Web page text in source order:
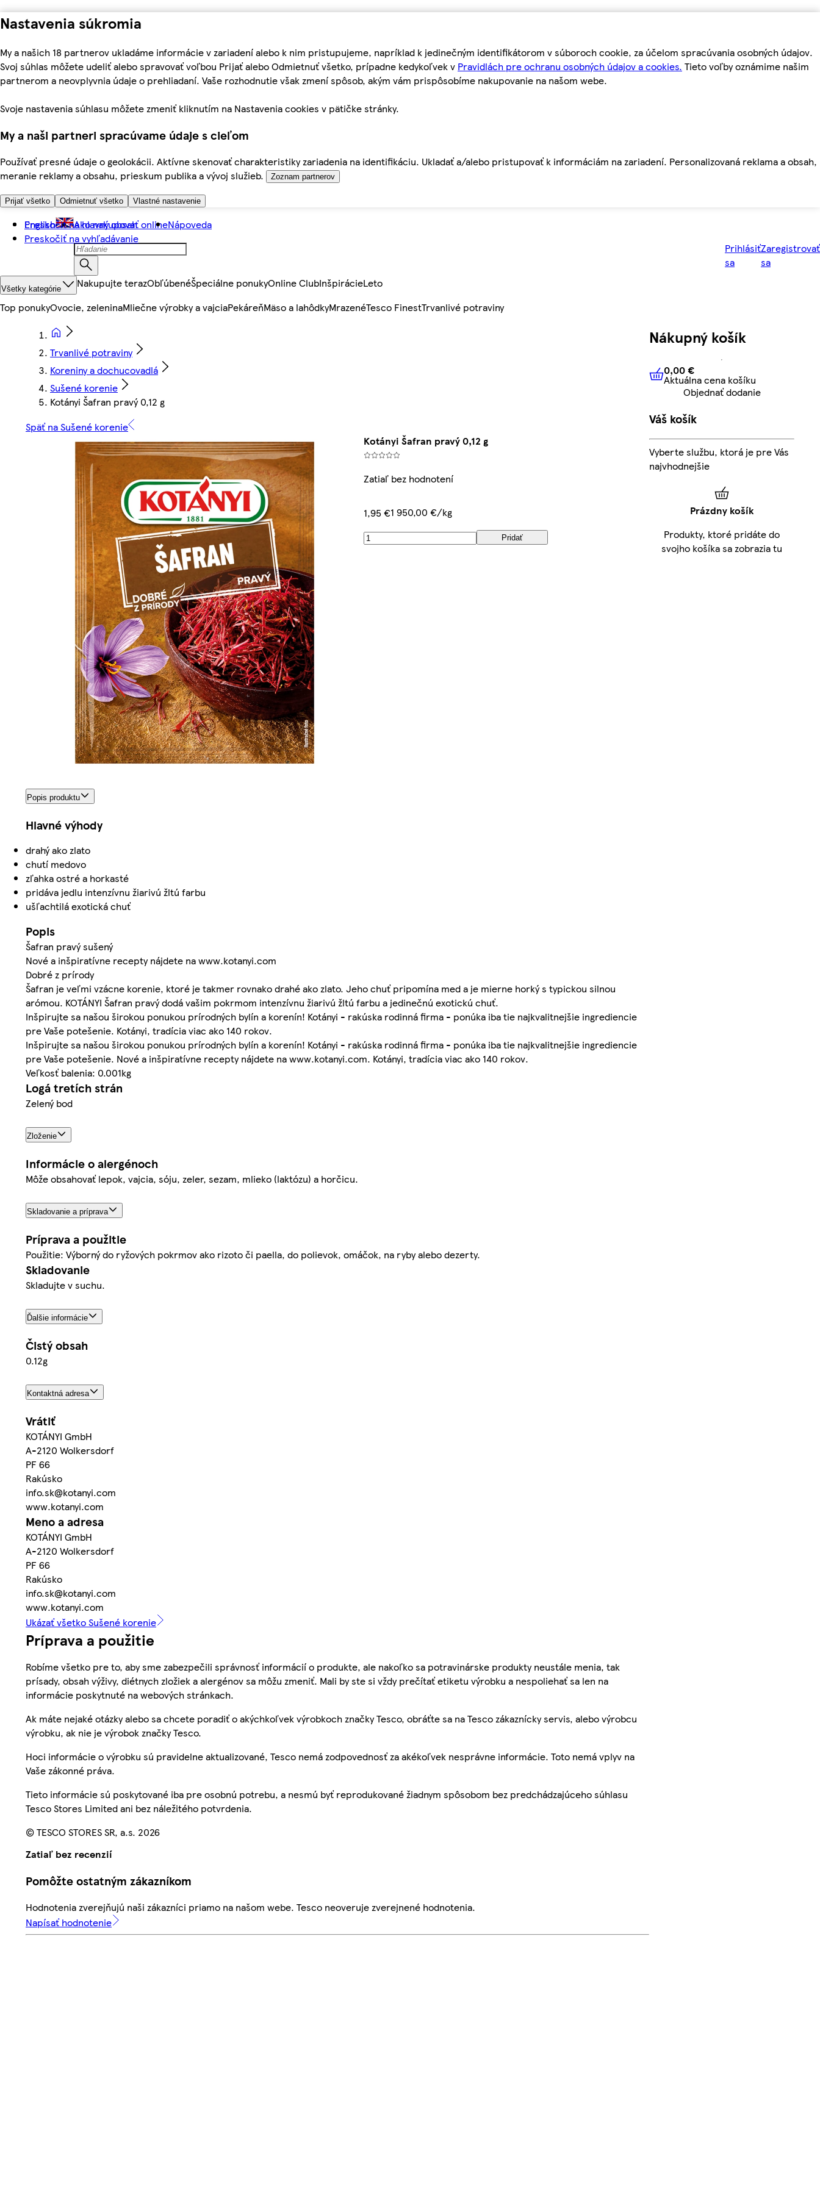
Nastavenia súkromia
My a našich 18 partnerov ukladáme informácie v zariadení alebo k nim pristupujeme, napríklad k jedinečným identifikátorom v súboroch cookie, za účelom spracúvania osobných údajov.
Svoj súhlas môžete udeliť alebo spravovať voľbou Prijať alebo Odmietnuť všetko, prípadne kedykoľvek v Pravidlách pre ochranu osobných údajov a cookies. Tieto voľby oznámime našim
partnerom a neovplyvnia údaje o prehliadaní. Vaše rozhodnutie však zmení spôsob, akým vám prispôsobíme nakupovanie na našom webe.
Svoje nastavenia súhlasu môžete zmeniť kliknutím na Nastavenia cookies v pätičke stránky.
My a naši partneri spracúvame údaje s cieľom
Používať presné údaje o geolokácii. Aktívne skenovať charakteristiky zariadenia na identifikáciu. Ukladať a/alebo pristupovať k informáciám na zariadení. Personalizovaná reklama a obsah,
meranie reklamy a obsahu, prieskum publika a vývoj služieb.
Zoznam partnerov
Prijať všetko Odmietnuť všetko Vlastné nastavenie
Preskočiť na hlavný obsah
Preskočiť na vyhľadávanie
English Ako nakupovať onlineNápoveda
Prihlásiť
sa
Zaregistrovať
sa
Všetky kategórie Nakupujte terazObľúbenéŠpeciálne ponukyOnline ClubInšpirácieLeto
Top ponukyOvocie, zeleninaMliečne výrobky a vajciaPekáreňMäso a lahôdkyMrazenéTesco FinestTrvanlivé potraviny
Trvanlivé potraviny
Koreniny a dochucovadlá
Sušené korenie
Kotányi Šafran pravý 0,12 g
Späť na Sušené korenie
Kotányi Šafran pravý 0,12 g
Zatiaľ bez hodnotení
1,95 €1 950,00 €/kg
Pridať
Popis produktu
Hlavné výhody
drahý ako zlato
chutí medovo
zľahka ostré a horkasté
pridáva jedlu intenzívnu žiarivú žltú farbu
ušľachtilá exotická chuť
Popis
Šafran pravý sušený
Nové a inšpiratívne recepty nájdete na www.kotanyi.com
Dobré z prírody
Šafran je veľmi vzácne korenie, ktoré je takmer rovnako drahé ako zlato. Jeho chuť pripomína med a je mierne horký s typickou silnou
arómou. KOTÁNYI Šafran pravý dodá vašim pokrmom intenzívnu žiarivú žltú farbu a jedinečnú exotickú chuť.
Inšpirujte sa našou širokou ponukou prírodných bylín a korenín! Kotányi - rakúska rodinná firma - ponúka iba tie najkvalitnejšie ingrediencie
pre Vaše potešenie. Kotányi, tradícia viac ako 140 rokov.
Inšpirujte sa našou širokou ponukou prírodných bylín a korenín! Kotányi - rakúska rodinná firma - ponúka iba tie najkvalitnejšie ingrediencie
pre Vaše potešenie. Nové a inšpiratívne recepty nájdete na www.kotanyi.com. Kotányi, tradícia viac ako 140 rokov.
Veľkosť balenia: 0.001kg
Logá tretích strán
Zelený bod
Zloženie
Informácie o alergénoch
Môže obsahovať lepok, vajcia, sóju, zeler, sezam, mlieko (laktózu) a horčicu.
Skladovanie a príprava
Príprava a použitie
Použitie: Výborný do ryžových pokrmov ako rizoto či paella, do polievok, omáčok, na ryby alebo dezerty.
Skladovanie
Skladujte v suchu.
Ďalšie informácie
Čistý obsah
0.12g
Kontaktná adresa
Vrátiť
KOTÁNYI GmbH
A-2120 Wolkersdorf
PF 66
Rakúsko
info.sk@kotanyi.com
www.kotanyi.com
Meno a adresa
KOTÁNYI GmbH
A-2120 Wolkersdorf
PF 66
Rakúsko
info.sk@kotanyi.com
www.kotanyi.com
Ukázať všetko Sušené korenie
Príprava a použitie
Robíme všetko pre to, aby sme zabezpečili správnosť informácií o produkte, ale nakoľko sa potravinárske produkty neustále menia, tak
prísady, obsah výživy, diétnych zložiek a alergénov sa môžu zmeniť. Mali by ste si vždy prečítať etiketu výrobku a nespoliehať sa len na
informácie poskytnuté na webových stránkach.
Ak máte nejaké otázky alebo sa chcete poradiť o akýchkoľvek výrobkoch značky Tesco, obráťte sa na Tesco zákaznícky servis, alebo výrobcu
výrobku, ak nie je výrobok značky Tesco.
Hoci informácie o výrobku sú pravidelne aktualizované, Tesco nemá zodpovednosť za akékoľvek nesprávne informácie. Toto nemá vplyv na
Vaše zákonné práva.
Tieto informácie sú poskytované iba pre osobnú potrebu, a nesmú byť reprodukované žiadnym spôsobom bez predchádzajúceho súhlasu
Tesco Stores Limited ani bez náležitého potvrdenia.
© TESCO STORES SR, a.s. 2026
Zatiaľ bez recenzií
Pomôžte ostatným zákazníkom
Hodnotenia zverejňujú naši zákazníci priamo na našom webe. Tesco neoveruje zverejnené hodnotenia.
Napísať hodnotenie
Nákupný košík
0,00 € Aktuálna cena košíku
0,00 €
Aktuálna cena košíku
Objednať dodanie
Váš košík
Vyberte službu, ktorá je pre Vás
najvhodnejšie
Prázdny košík
Produkty, ktoré pridáte do
svojho košíka sa zobrazia tu